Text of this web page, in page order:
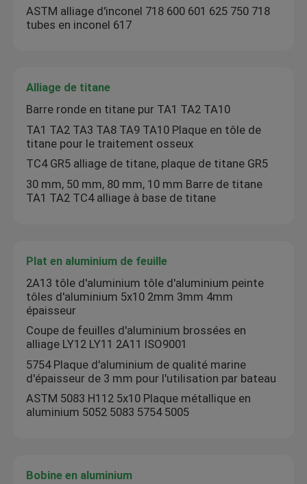
Alliage de nickel
Alliage de Hastelloy
Alliage de titane
Plat en aluminium de feuille
Bobine en aluminium
tube rond en aluminium
ASTM alliage d'inconel 718 600 601 625 750 718
tubes en inconel 617
Alliage de titane
Barre ronde en titane pur TA1 TA2 TA10
TA1 TA2 TA3 TA8 TA9 TA10 Plaque en tôle de
titane pour le traitement osseux
TC4 GR5 alliage de titane, plaque de titane GR5
30 mm, 50 mm, 80 mm, 10 mm Barre de titane
TA1 TA2 TC4 alliage à base de titane
Plat en aluminium de feuille
2A13 tôle d'aluminium tôle d'aluminium peinte
tôles d'aluminium 5x10 2mm 3mm 4mm
épaisseur
Coupe de feuilles d'aluminium brossées en
alliage LY12 LY11 2A11 ISO9001
5754 Plaque d'aluminium de qualité marine
d'épaisseur de 3 mm pour l'utilisation par bateau
ASTM 5083 H112 5x10 Plaque métallique en
aluminium 5052 5083 5754 5005
Bobine en aluminium